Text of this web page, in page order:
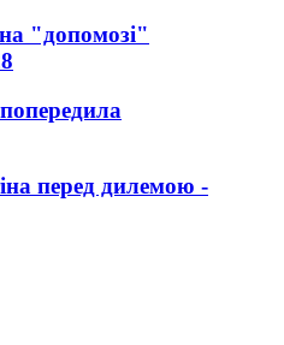
"допомозі"
перед дилемою -